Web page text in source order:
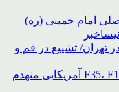
امام خمینی (ره)
شهید انقلاب؛ 13 تیر در تهران/ تشییع در قم و
محل استقرار جنگنده های F35، F15، F16 آمریکایی منهدم